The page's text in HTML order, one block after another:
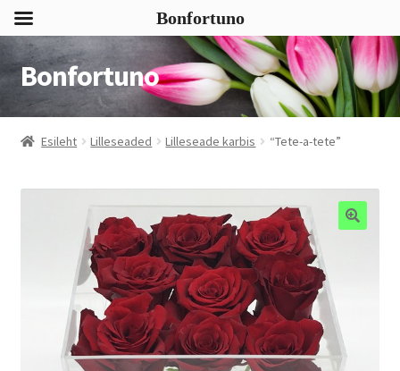
Liigu
navigeerimisele
Liigu
sisu
juurde
Bonfortuno
Esileht Lilleseaded Lilleseade karbis “Tete-a-tete”
Bonfortuno